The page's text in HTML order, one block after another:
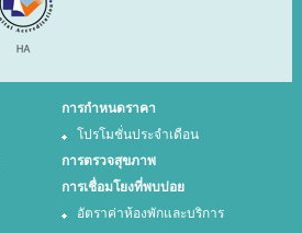
การกำหนดราคา
โปรโมชั่นประจำเดือน
การตรวจสุขภาพ
การเชื่อมโยงที่พบบ่อย
อัตราค่าห้องพักและบริการ